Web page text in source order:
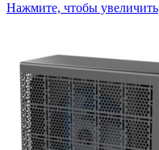
Нажмите, чтобы увеличить